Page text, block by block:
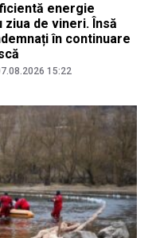
energie
de vineri. Însă
în continuare
15:22